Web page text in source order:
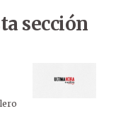
sección